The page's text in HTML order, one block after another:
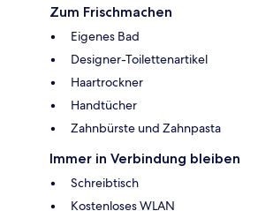
Zum Frischmachen
Eigenes Bad
Designer-Toilettenartikel
Haartrockner
Handtücher
Zahnbürste und Zahnpasta
Immer in Verbindung bleiben
Schreibtisch
Kostenloses WLAN